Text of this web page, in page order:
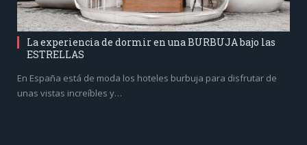
La experiencia de dormir en una BURBUJA bajo las
ESTRELLAS
En España está de moda los hoteles burbuja para disfrutar de
unas vistas increíbles y…